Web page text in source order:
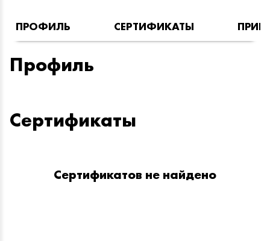
ПРОФИЛЬ СЕРТИФИКАТЫ
Профиль
Сертификаты
Сертификатов не найдено